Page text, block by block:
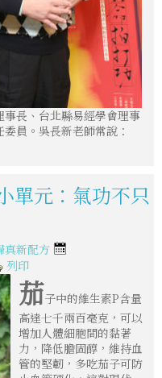
長、台北縣易經學會理事
員。吳長新老師常說：
單元：氣功不只
真新配方
列印
茄子中的維生素P含量
高達七千兩百毫克，可以
增加人體細胞間的黏著
力，降低膽固醇，維持血
管的堅韌，多吃茄子可防